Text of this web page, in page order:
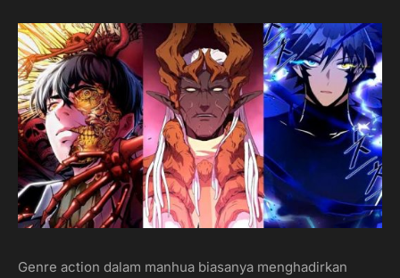
Genre action dalam manhua biasanya menghadirkan